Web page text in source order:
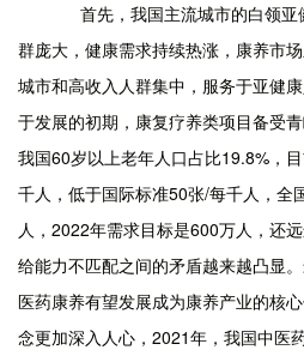
首先，我国主流城市的白领亚
群庞大，健康需求持续热涨，康养市
城市和高收入人群集中，服务于亚健
于发展的初期，康复疗养类项目备受
我国60岁以上老年人口占比19.8%，
千人，低于国际标准50张/每千人，全
人，2022年需求目标是600万人，还
给能力不匹配之间的矛盾越来越凸显
医药康养有望发展成为康养产业的核
念更加深入人心，2021年，我国中医